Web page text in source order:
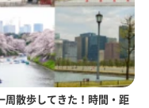
周散歩してきた！時間・距